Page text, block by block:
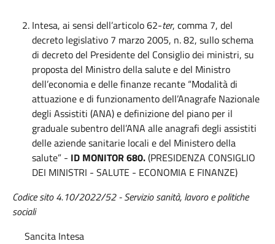
Intesa, ai sensi dell’articolo 62-ter, comma 7, del
decreto legislativo 7 marzo 2005, n. 82, sullo schema
di decreto del Presidente del Consiglio dei ministri, su
proposta del Ministro della salute e del Ministro
dell’economia e delle finanze recante “Modalità di
attuazione e di funzionamento dell’Anagrafe Nazionale
degli Assistiti (ANA) e definizione del piano per il
graduale subentro dell’ANA alle anagrafi degli assistiti
delle aziende sanitarie locali e del Ministero della
salute” - ID MONITOR 680.(PRESIDENZA CONSIGLIO
DEI MINISTRI - SALUTE - ECONOMIA E FINANZE)
Codice sito 4.10/2022/52 - Servizio sanità, lavoro e politiche
sociali
Sancita Intesa